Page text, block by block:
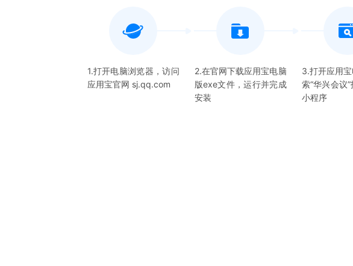
1.打开电脑浏览器，访问
应用宝官网 sj.qq.com
2.在官网下载应用宝电脑
版exe文件，运行并完成
安装
3.打开应用
索“华兴会议
小程序